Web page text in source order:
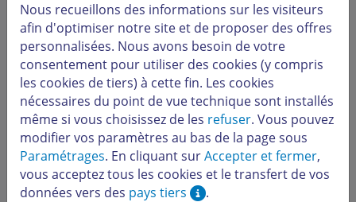
Nous recueillons des informations sur les visiteurs
afin d'optimiser notre site et de proposer des offres
personnalisées. Nous avons besoin de votre
consentement pour utiliser des cookies (y compris
les cookies de tiers) à cette fin. Les cookies
nécessaires du point de vue technique sont installés
même si vous choisissez de les refuser. Vous pouvez
modifier vos paramètres au bas de la page sous
Paramétrages. En cliquant surAccepter et fermer,
vous acceptez tous les cookies et le transfert de vos
données vers des pays tiers
.